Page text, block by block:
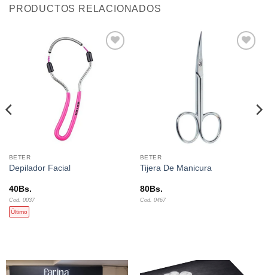
PRODUCTOS RELACIONADOS
BETER
Depilador Facial
40Bs.
Cod. 0037
Último
BETER
Tijera De Manicura
80Bs.
Cod. 0467